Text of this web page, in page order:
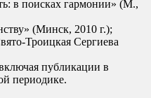
в поисках гармонии» (М.,
(Минск, 2010 г.);
Троицкая Сергиева
публикации в
периодике.